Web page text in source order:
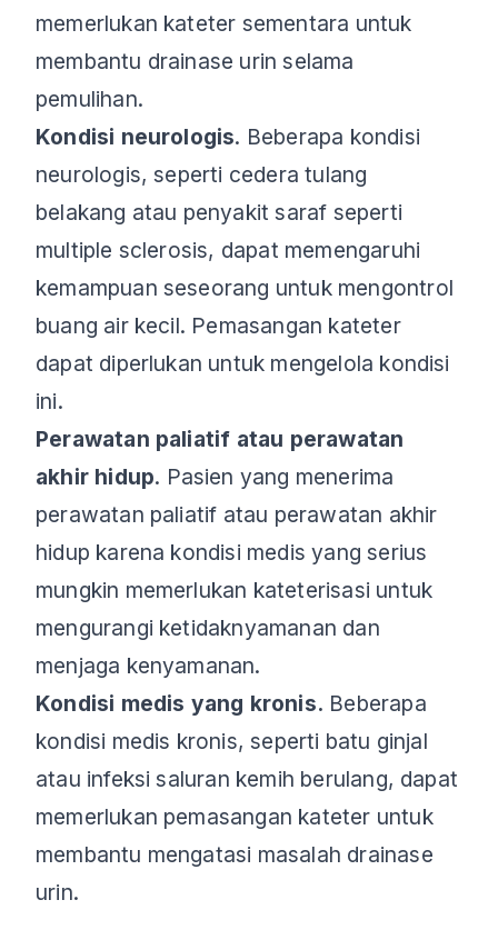
memerlukan kateter sementara untuk
membantu drainase urin selama
pemulihan.
Kondisi neurologis. Beberapa kondisi
neurologis, seperti cedera tulang
belakang atau penyakit saraf seperti
multiple sclerosis, dapat memengaruhi
kemampuan seseorang untuk mengontrol
buang air kecil. Pemasangan kateter
dapat diperlukan untuk mengelola kondisi
ini.
Perawatan paliatif atau perawatan
akhir hidup. Pasien yang menerima
perawatan paliatif atau perawatan akhir
hidup karena kondisi medis yang serius
mungkin memerlukan kateterisasi untuk
mengurangi ketidaknyamanan dan
menjaga kenyamanan.
Kondisi medis yang kronis. Beberapa
kondisi medis kronis, seperti batu ginjal
atau infeksi saluran kemih berulang, dapat
memerlukan pemasangan kateter untuk
membantu mengatasi masalah drainase
urin.